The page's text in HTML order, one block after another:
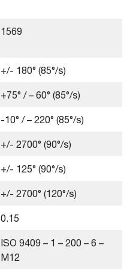
1569
+/- 180° (85°/s)
+75° / – 60° (85°/s)
-10° / – 220° (85°/s)
+/- 2700° (90°/s)
+/- 125° (90°/s)
+/- 2700° (120°/s)
0.15
ISO 9409 – 1 – 200 – 6 –
M12